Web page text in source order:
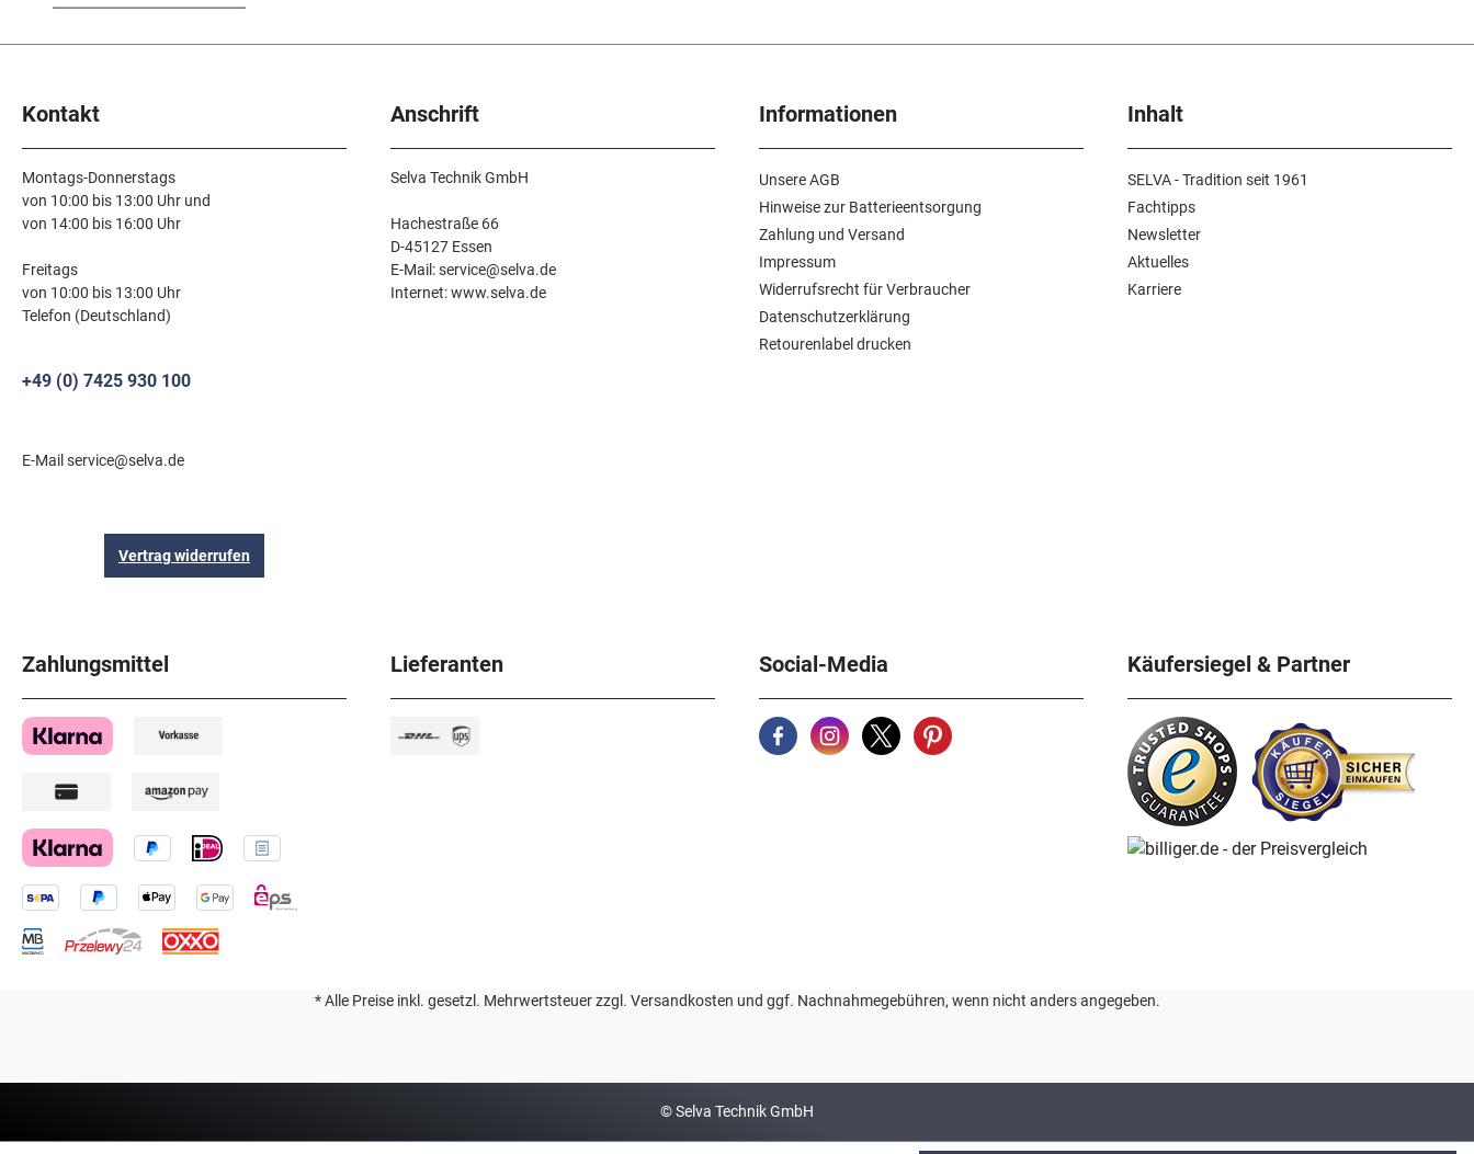
Kontakt
Montags-Donnerstags
von 10:00 bis 13:00 Uhr und
von 14:00 bis 16:00 Uhr
Freitags
von 10:00 bis 13:00 Uhr
Telefon (Deutschland)
+49 (0) 7425 930 100
E-Mail service@selva.de
Vertrag widerrufen
Anschrift
Selva Technik GmbH
Hachestraße 66
D-45127 Essen
E-Mail: service@selva.de
Internet: www.selva.de
Informationen
Unsere AGB
Hinweise zur Batterieentsorgung
Zahlung und Versand
Impressum
Widerrufsrecht für Verbraucher
Datenschutzerklärung
Retourenlabel drucken
Inhalt
SELVA - Tradition seit 1961
Fachtipps
Newsletter
Aktuelles
Karriere
Zahlungsmittel Lieferanten Social-Media Käufersiegel & Partner
* Alle Preise inkl. gesetzl. Mehrwertsteuer zzgl. Versandkosten und ggf. Nachnahmegebühren, wenn nicht anders angegeben.
© Selva Technik GmbH